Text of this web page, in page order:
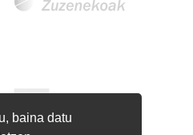
baina datu